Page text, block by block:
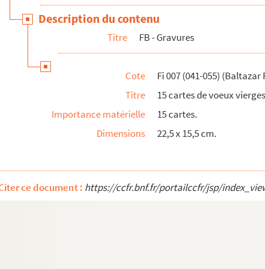
de voeux vierges
sur cuivre au noir pour le tirage de tête de "Baltazar :
sur cuivre au noir (cuvette : 5,8 x 14,7 cm) pour la candidature à
(Baltazar FB 111). Sans titre. Gravure sur cuivre au noir (cuvette :
sur cuivre au noir rehaussée de couleurs (cuvette : 2,1 x 1 cm)
sur cuivre au noir rehaussée de couleurs (cuvette : 2,1 x 3,5 cm).
sur cuivre au noir (cuvette : 15,8 x 12 cm). N. 4 / 15
sur cuivre au noir (cuvette : 19,5 x 12,3 cm). Essai
sur cuivre au noir (cuvette : 17,4 x 11,5 cm)
sur plaque plastique au noir (cuvette : 26,8 x 14 cm). B.A.T.
sur plaque plastique au noir (cuvette : 26,8 x 14 cm). B.A.T.
sur plaque plastique au noir (cuvette : 26,8 x 14 cm). B.A.T.
sur cuivre au noir rehaussée de couleurs (cuvette : 19,2 x 15,5
pour une carte de voeux de la Galerie Prouté à Paris, sur cuivre
Description du contenu
Titre FB - Gravures
Cote
Fi 007 (041-055) (Baltazar
Titre
15 cartes de voeux vierges
Importance matérielle
15 cartes.
Dimensions
22,5 x 15,5 cm.
ce document : https://ccfr.bnf.fr/portailccfr/jsp/